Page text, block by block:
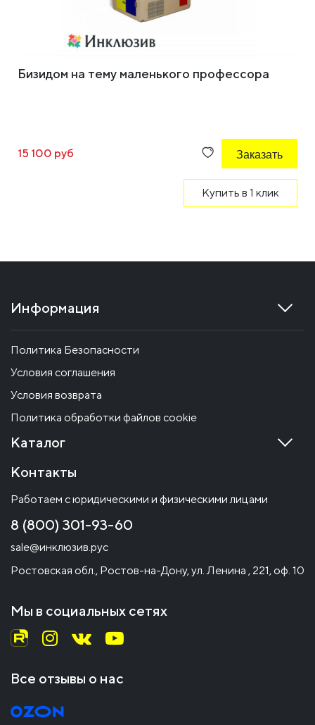
Бизидом на тему маленького профессора
15 100 руб Заказать
Купить в 1 клик
Информация
Политика Безопасности
Условия соглашения
Условия возврата
Политика обработки файлов cookie
Каталог
Контакты
Работаем с юридическими и физическими лицами
8 (800) 301-93-60
sale@инклюзив.рус
Ростовская обл., Ростов-на-Дону, ул. Ленина , 221, оф. 10
Мы в социальных сетях
Все отзывы о нас